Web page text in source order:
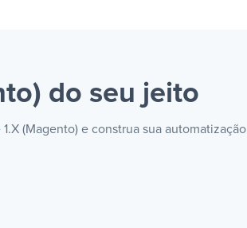
do seu jeito
(Magento) e construa sua automatização